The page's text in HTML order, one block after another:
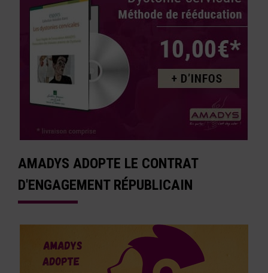
AMADYS ADOPTE LE CONTRAT
D'ENGAGEMENT RÉPUBLICAIN